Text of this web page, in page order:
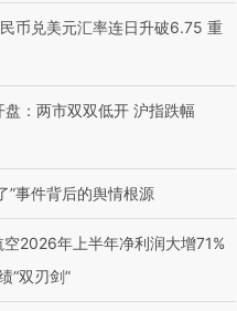
币兑美元汇率连日升破6.75 重
盘：两市双双低开 沪指跌幅
”事件背后的舆情根源
空2026年上半年净利润大增71%
“双刃剑”